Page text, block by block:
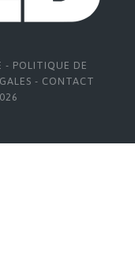
- POLITIQUE DE
- CONTACT